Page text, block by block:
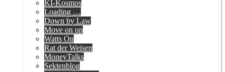
KI-Kosmos
Loading …
Down by Law
Move on up
Watts On
Rat der Weisen
MoneyTalks
Sektenblog